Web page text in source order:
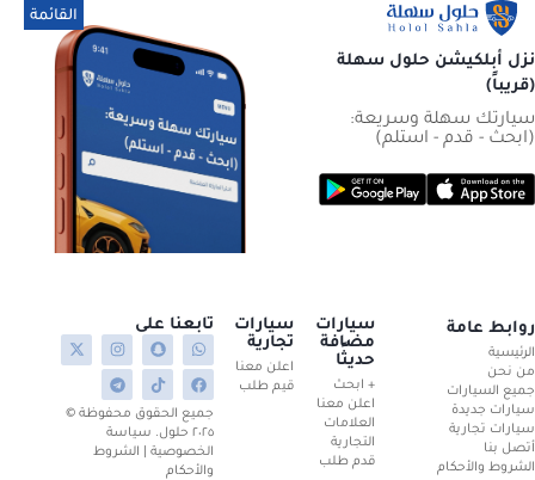
القائمة
اغلاق
نزل أبلكيشن حلول سهلة
(قريباً)
سيارتك سهلة وسريعة:
(ابحث - قدم - استلم)
روابط عامة
الرئيسية
من نحن
جميع السيارات
سيارات جديدة
سيارات تجارية
أتصل بنا
الشروط والأحكام
سيارات
مضافة
حديثًا
+ ابحث
اعلن معنا
العلامات
التجارية
قدم طلب
سيارات
تجارية
اعلن معنا
قيم طلب
تابعنا على
جميع الحقوق محفوظة ©
٢٠٢٥ حلول. سياسة
الخصوصية | الشروط
والأحكام